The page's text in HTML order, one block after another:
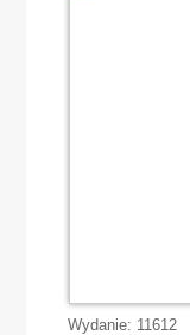
Wydanie: 11612